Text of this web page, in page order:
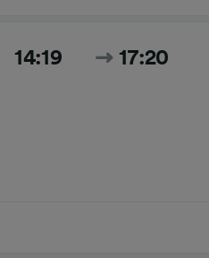
14:19 17:20